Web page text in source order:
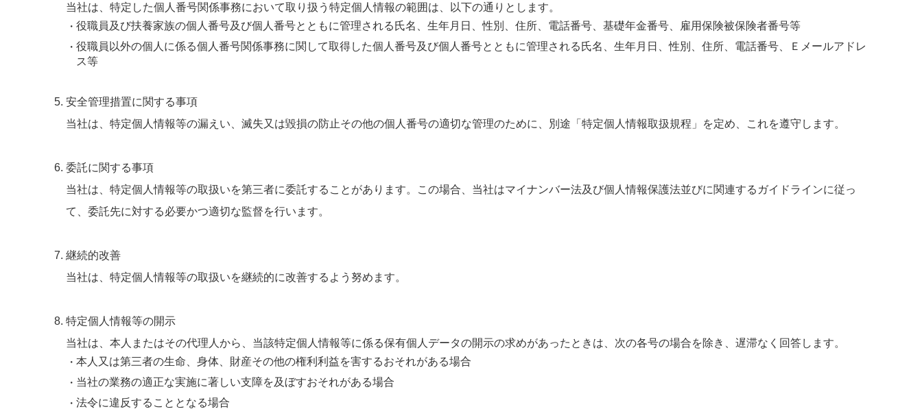
当社は、特定した個人番号関係事務において取り扱う特定個人情報の範囲は、以下の通りとします。
役職員及び扶養家族の個人番号及び個人番号とともに管理される氏名、生年月日、性別、住所、電話番号、基礎年金番号、雇用保険被保険者番号等
役職員以外の個人に係る個人番号関係事務に関して取得した個人番号及び個人番号とともに管理される氏名、生年月日、性別、住所、電話番号、Ｅメールアドレ
ス等
安全管理措置に関する事項
当社は、特定個人情報等の漏えい、滅失又は毀損の防止その他の個人番号の適切な管理のために、別途「特定個人情報取扱規程」を定め、これを遵守します。
委託に関する事項
当社は、特定個人情報等の取扱いを第三者に委託することがあります。この場合、当社はマイナンバー法及び個人情報保護法並びに関連するガイドラインに従っ
て、委託先に対する必要かつ適切な監督を行います。
継続的改善
当社は、特定個人情報等の取扱いを継続的に改善するよう努めます。
特定個人情報等の開示
当社は、本人またはその代理人から、当該特定個人情報等に係る保有個人データの開示の求めがあったときは、次の各号の場合を除き、遅滞なく回答します。
本人又は第三者の生命、身体、財産その他の権利利益を害するおそれがある場合
当社の業務の適正な実施に著しい支障を及ぼすおそれがある場合
法令に違反することとなる場合